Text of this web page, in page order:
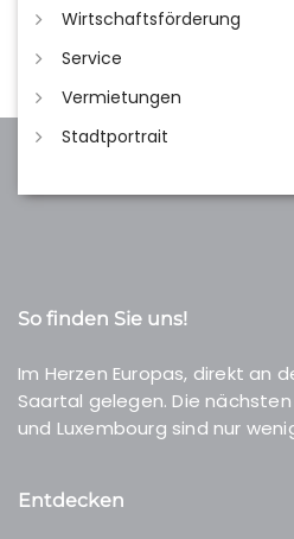
Wirtschaftsförderung
Service
Vermietungen
Stadtportrait
So finden Sie uns!
Im Herzen Europas, direkt an
Saartal gelegen. Die
und Luxembourg sind nur
Entdecken